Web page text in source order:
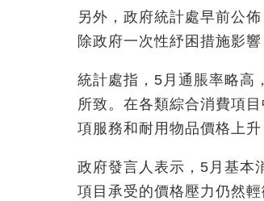
另外，政府統計處早前公
除政府一次性紓困措施影
統計處指，5月通脹率略高
所致。在各類綜合消費項
項服務和耐用物品價格上
政府發言人表示，5月基本
項目承受的價格壓力仍然